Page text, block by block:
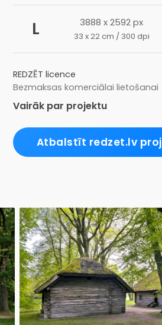
L 3888 x 2592 px
33 x 22 cm / 300 dpi
REDZĒT licence
Bezmaksas komerciālai lietošanai
Vairāk par projektu
Atbalstīt redzet.lv